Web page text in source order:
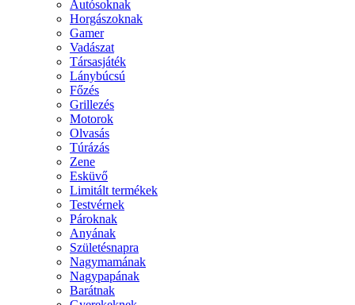
Autósoknak
Horgászoknak
Gamer
Vadászat
Társasjáték
Lánybúcsú
Főzés
Grillezés
Motorok
Olvasás
Túrázás
Zene
Esküvő
Limitált termékek
Testvérnek
Pároknak
Anyának
Születésnapra
Nagymamának
Nagypapának
Barátnak